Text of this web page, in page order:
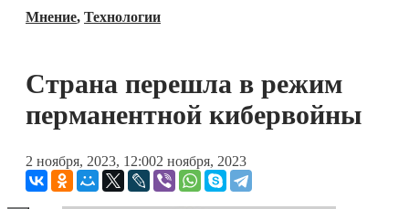
Блокчейн
Технологии
Книги
Мнение, Технологии
Страна перешла в режим
перманентной кибервойны
2 ноября, 2023, 12:002 ноября, 2023